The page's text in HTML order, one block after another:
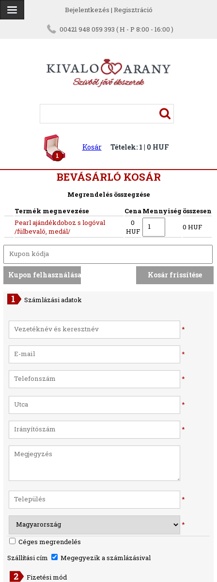
Bejelentkezés | Regisztráció
00421 948 059 393 ( H - P 8:00 - 16:00 )
1
Kosár Tételek: 1 | 0 HUF
BEVÁSÁRLÓ KOSÁR
Megrendelés összegzése
Termék megnevezése
CenaMennyiség összesen
Pearl ajándékdoboz s logóval
/fülbevaló, medál/
0
HUF
0 HUF
Számlázási adatok
*
*
*
*
*
*
*
Céges megrendelés
Szállítási cím
Megegyezik a számlázásival
Fizetési mód